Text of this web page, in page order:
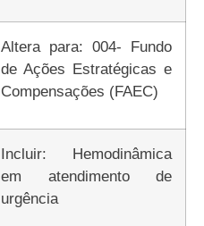
Altera para: 004- Fundo
de Ações Estratégicas e
Compensações (FAEC)
Incluir: Hemodinâmica
em atendimento de
urgência